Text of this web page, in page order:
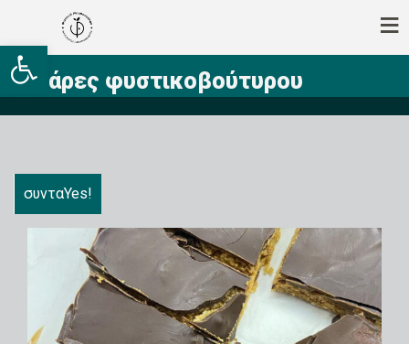
Ανοίξτε τη γραμμή εργαλείων
Μπάρες φυστικοβούτυρου
συνταYes!